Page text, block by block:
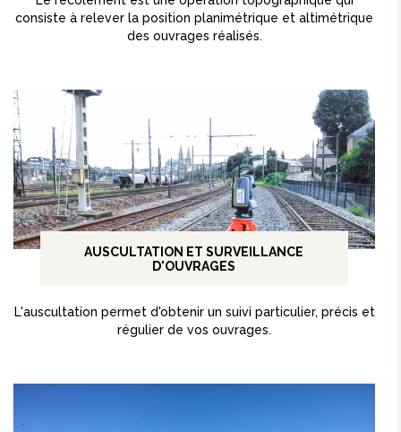
consiste à relever la position planimétrique et altimétrique
des ouvrages réalisés.
AUSCULTATION ET SURVEILLANCE
D'OUVRAGES
L'auscultation permet d'obtenir un suivi particulier, précis et
régulier de vos ouvrages.